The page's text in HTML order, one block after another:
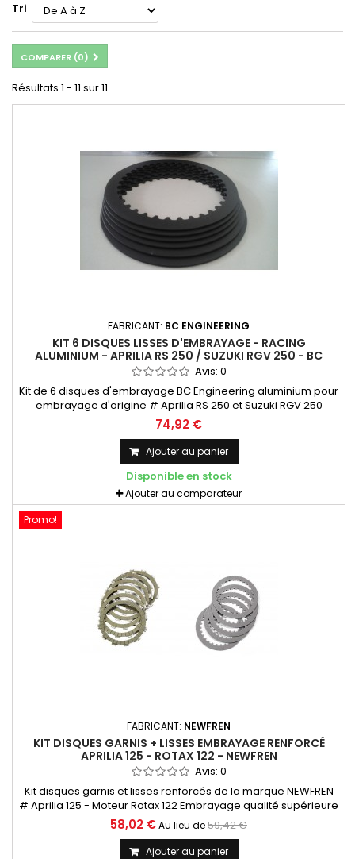
Tri
COMPARER (0)
Résultats 1 - 11 sur 11.
FABRICANT: BC ENGINEERING
KIT 6 DISQUES LISSES D'EMBRAYAGE - RACING
ALUMINIUM - APRILIA RS 250 / SUZUKI RGV 250 - BC
ENGINEERING
Avis: 0
Kit de 6 disques d'embrayage BC Engineering aluminium pour
embrayage d'origine # Aprilia RS 250 et Suzuki RGV 250
Montage sur l'embrayage d'origine. Utilisation route ou circuit.
74,92 €
Ajouter au panier
Disponible en stock
Ajouter au comparateur
Promo!
FABRICANT: NEWFREN
KIT DISQUES GARNIS + LISSES EMBRAYAGE RENFORCÉ
APRILIA 125 - ROTAX 122 - NEWFREN
Avis: 0
Kit disques garnis et lisses renforcés de la marque NEWFREN
# Aprilia 125 - Moteur Rotax 122 Embrayage qualité supérieure
à l'origine, très bonne tenue aux démarrages successifs.
Utilisation en compétition ou routier. Aucune modification, se
monte en lieu et place de l'origine.
58,02 €Au lieu de59,42 €
Ajouter au panier